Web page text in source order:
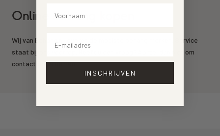
Online behang kopen
Wij van Behang.nl leveren de mooiste behang merken. Service
staat bij ons voorrop. Heeft u een vraag? Aarzel dan niet om
contact op te nemen.
INSCHRIJVEN